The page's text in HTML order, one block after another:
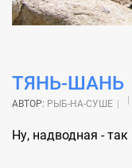
ТЯНЬ-ШАНЬ
АВТОР: РЫБ-НА-СУШЕ
Ну, надводная -